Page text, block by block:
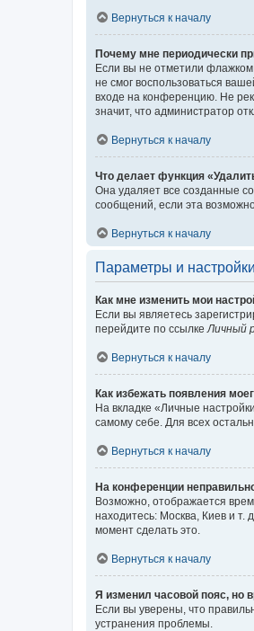
Вернуться к началу
Почему мне периодически
Если вы не отметили флажком
не смог воспользоваться
входе на конференцию. Не
значит, что администратор
Вернуться к началу
Что делает функция
Она удаляет все созданные
сообщений, если эта
Вернуться к началу
Параметры и
Как мне изменить мои
Если вы являетесь
перейдите по ссылке Личный
Вернуться к началу
Как избежать появления
На вкладке «Личные
самому себе. Для всех
Вернуться к началу
На конференции
Возможно, отображается
находитесь: Москва, Киев и т.
момент сделать это.
Вернуться к началу
Я изменил часовой пояс, но
Если вы уверены, что
устранения проблемы.